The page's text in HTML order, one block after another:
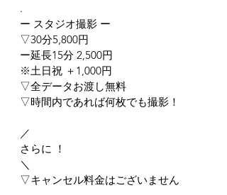
.
ー スタジオ撮影 ー
▽30分5,800円
ー延長15分 2,500円
※土日祝 ＋1,000円
▽全データお渡し無料
▽時間内であれば何枚でも撮影！
／
さらに ！
＼
▽キャンセル料金はございません